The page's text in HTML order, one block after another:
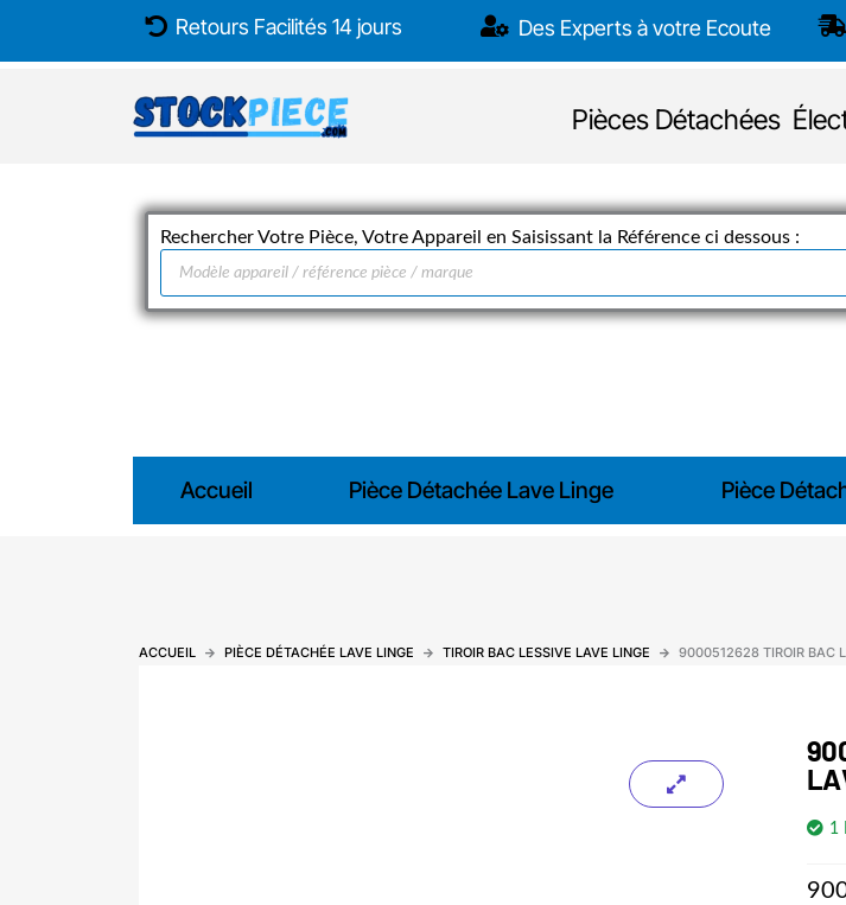
Retours Facilités 14 jours Des Experts à votre Ecoute
Pièces Détachées
Rechercher Votre Pièce, Votre Appareil en Saisissant la Référence ci dessous :
Recherche
produits
Accueil Pièce Détachée Lave Linge Pièce
ACCUEIL PIÈCE DÉTACHÉE LAVE LINGE TIROIR BAC LESSIVE LAVE LINGE 9000512628 TIROIR BAC
1